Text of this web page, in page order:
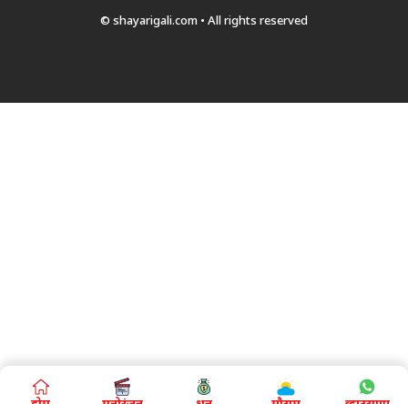
© shayarigali.com • All rights reserved